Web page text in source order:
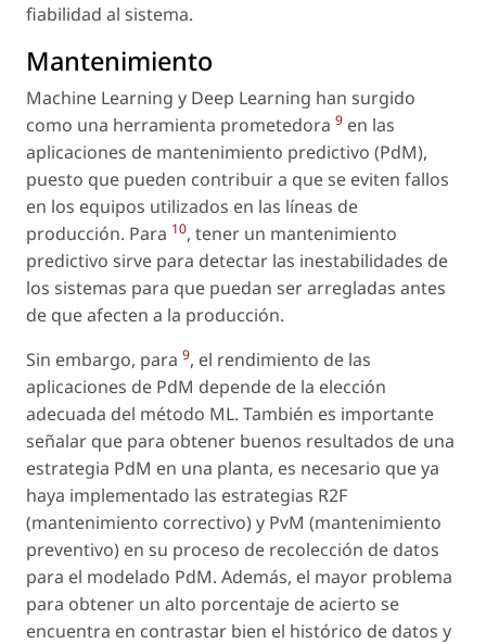
fiabilidad al sistema.
Mantenimiento
Machine Learning y Deep Learning han surgido
como una herramienta prometedora 9 en las
aplicaciones de mantenimiento predictivo (PdM),
puesto que pueden contribuir a que se eviten fallos
en los equipos utilizados en las líneas de
producción. Para 10, tener un mantenimiento
predictivo sirve para detectar las inestabilidades de
los sistemas para que puedan ser arregladas antes
de que afecten a la producción.
Sin embargo, para 9, el rendimiento de las
aplicaciones de PdM depende de la elección
adecuada del método ML. También es importante
señalar que para obtener buenos resultados de una
estrategia PdM en una planta, es necesario que ya
haya implementado las estrategias R2F
(mantenimiento correctivo) y PvM (mantenimiento
preventivo) en su proceso de recolección de datos
para el modelado PdM. Además, el mayor problema
para obtener un alto porcentaje de acierto se
encuentra en contrastar bien el histórico de datos y